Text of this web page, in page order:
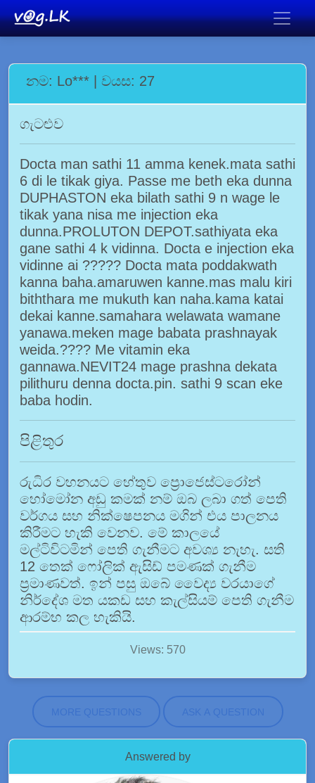
නම: Lo*** | වයස: 27
ගැටළුව
Docta man sathi 11 amma kenek.mata sathi
6 di le tikak giya. Passe me beth eka dunna
DUPHASTON eka bilath sathi 9 n wage le
tikak yana nisa me injection eka
dunna.PROLUTON DEPOT.sathiyata eka
gane sathi 4 k vidinna. Docta e injection eka
vidinne ai ????? Docta mata poddakwath
kanna baha.amaruwen kanne.mas malu kiri
biththara me mukuth kan naha.kama katai
dekai kanne.samahara welawata wamane
yanawa.meken mage babata prashnayak
weida.???? Me vitamin eka
gannawa.NEVIT24 mage prashna dekata
pilithuru denna docta.pin. sathi 9 scan eke
baba hodin.
පිළිතුර
රුධිර වහනයට හේතුව ප්‍රොජෙස්ටරෝන්
හෝමෝන අඩු කමක් නම් ඔබ ලබා ගත් පෙති
වර්ගය සහ නික්ෂෙපනය මගින් එය පාලනය
කිරීමට හැකි වෙනව. මේ කාලයේ
මල්ටිවිටමින් පෙති ගැනීමට අවශ්‍ය නැහැ. සති
12 තෙක් ෆෝලික් ඇසිඩ් පමණක් ගැනීම
ප්‍රමාණවත්. ඉන් පසු ඔබේ වෛද්‍ය වරයාගේ
නිර්දේශ මත යකඩ සහ කැල්සියම් පෙති ගැනීම
ආරම්භ කල හැකියි.
Views: 570
MORE QUESTIONS ASK A QUESTION
Answered by